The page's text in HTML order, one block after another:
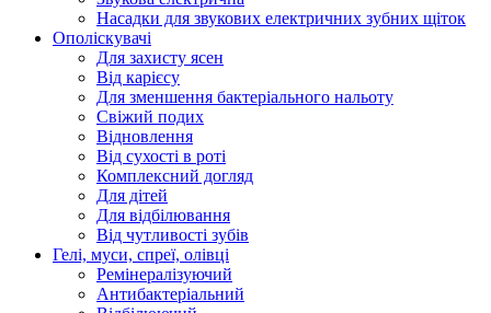
Насадки для звукових електричних зубних щіток
Ополіскувачі
Для захисту ясен
Від карієсу
Для зменшення бактеріального нальоту
Свіжий подих
Відновлення
Від сухості в роті
Комплексний догляд
Для дітей
Для відбілювання
Від чутливості зубів
Гелі, муси, спреї, олівці
Ремінералізуючий
Антибактеріальний